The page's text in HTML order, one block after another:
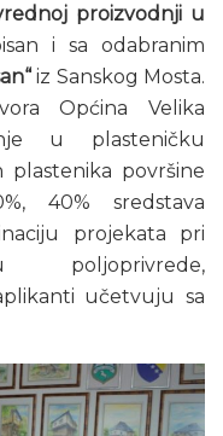
proizvodnji u
i sa odabranim
iz Sanskog Mosta.
Općina Velika
u plasteničku
plastenika površine
40% sredstava
projekata pri
poljoprivrede,
učetvuju sa